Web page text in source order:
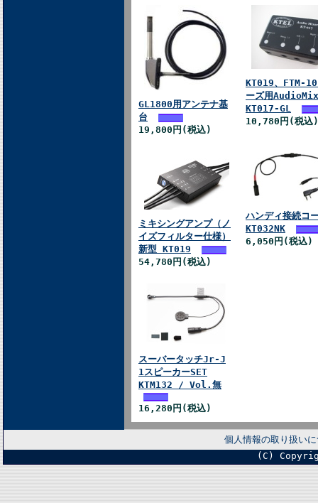
GL1800用アンテナ基
台
19,800円(税込)
KT019、FTM-
ーズ用
KT017-GL
10,780円(税込)
ミキシングアンプ（ノ
イズフィルター仕様）
新型 KT019
54,780円(税込)
ハンディ接続コ
KT032NK
6,050円(税込)
スーバータッチJr-J
1スピーカーSET
KTM132 / Vol.無
16,280円(税込)
個人情報の取り扱い
(C)